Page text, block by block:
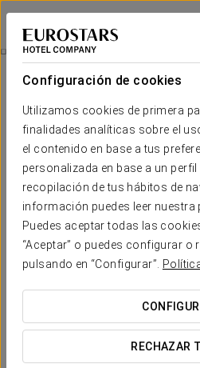
Configuración de cookies
Utilizamos cookies de primera
finalidades analíticas sobre el
el contenido en base a tus
personalizada en base a un perfil
recopilación de tus hábitos de
información puedes leer nuestra
Puedes aceptar todas las
“Aceptar” o puedes configurar o
pulsando en “Configurar”.
RECHAZAR
Eurostars Marqués de Villalta
CARTAGENA DE INDIAS
Experiencia Romántica
165.000 COP por pareja
Experiencia
Detalles para sorprender. Todo
en disfrutar del amor.
EnEurostars Marqués de